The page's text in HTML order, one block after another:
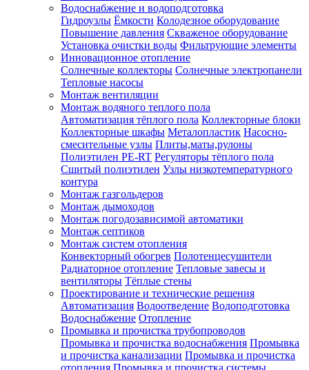
Водоснабжение и водоподготовка
Гидроузлы Ёмкости Колодезное оборудование
Повышение давления Скваженое оборудование
Установка очистки воды Фильтрующие элементы
Инновационное отопление
Солнечные коллекторы Солнечные электропанели
Тепловые насосы
Монтаж вентиляции
Монтаж водяного теплого пола
Автоматизация тёплого пола Коллекторные блоки
Коллекторные шкафы Металопластик Насосно-
смесительные узлы Плиты,маты,рулоны
Полиэтилен PE-RT Регуляторы тёплого пола
Сшитый полиэтилен Узлы низкотемпературного
контура
Монтаж газгольдеров
Монтаж дымоходов
Монтаж погодозависимой автоматики
Монтаж септиков
Монтаж систем отопления
Конвекторный обогрев Полотенцесушители
Радиаторное отопление Тепловые завесы и
вентиляторы Тёплые стены
Проектирование и технические решения
Автоматизация Водоотведение Водоподготовка
Водоснабжение Отопление
Промывка и прочистка трубопроводов
Промывка и прочистка водоснабжения Промывка
и прочистка канализации Промывка и прочистка
отопления Промывка и прочистка системы